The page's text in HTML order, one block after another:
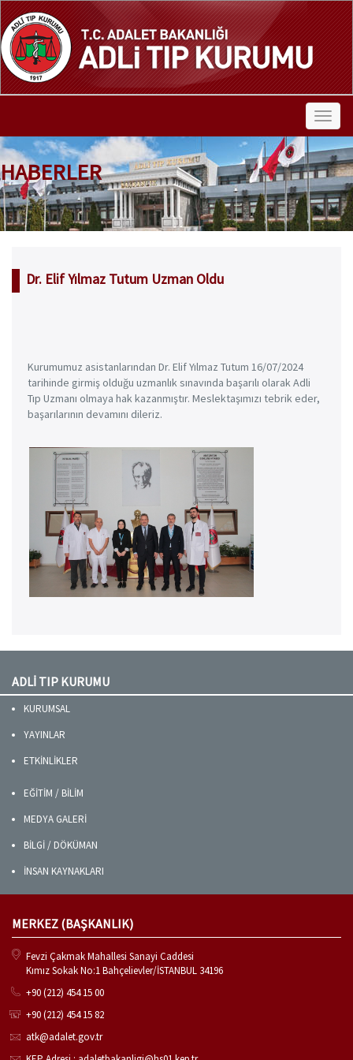
HABERLER
Dr. Elif Yılmaz Tutum Uzman Oldu
Kurumumuz asistanlarından Dr. Elif Yılmaz Tutum 16/07/2024
tarihinde girmiş olduğu uzmanlık sınavında başarılı olarak Adli
Tıp Uzmanı olmaya hak kazanmıştır. Meslektaşımızı tebrik eder,
başarılarının devamını dileriz.
ADLİ TIP KURUMU
KURUMSAL
YAYINLAR
ETKİNLİKLER
EĞİTİM / BİLİM
MEDYA GALERİ
BİLGİ / DÖKÜMAN
İNSAN KAYNAKLARI
MERKEZ (BAŞKANLIK)
Fevzi Çakmak Mahallesi Sanayi Caddesi
Kımız Sokak No:1 Bahçelievler/İSTANBUL 34196
+90 (212) 454 15 00
+90 (212) 454 15 82
atk@adalet.gov.tr